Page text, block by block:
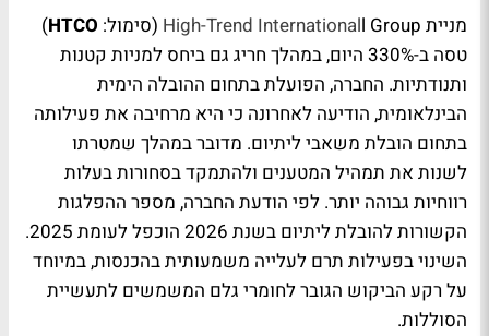
מניית High-Trend Internationall Group (סימול: HTCO
)
טסה ב-330% היום, במהלך חריג גם ביחס למניות קטנות
ותנודתיות. החברה, הפועלת בתחום ההובלה הימית
הבינלאומית, הודיעה לאחרונה כי היא מרחיבה את פעילותה
בתחום הובלת משאבי ליתיום. מדובר במהלך שמטרתו
לשנות את תמהיל המטענים ולהתמקד בסחורות בעלות
רווחיות גבוהה יותר. לפי הודעת החברה, מספר ההפלגות
הקשורות להובלת ליתיום בשנת 2026 הוכפל לעומת 2025.
השינוי בפעילות תרם לעלייה משמעותית בהכנסות, במיוחד
על רקע הביקוש הגובר לחומרי גלם המשמשים לתעשיית
הסוללות.